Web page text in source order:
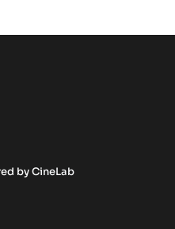
byCineLab